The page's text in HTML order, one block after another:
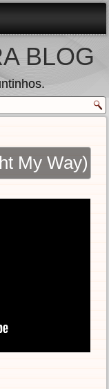
BLOG
My Way)